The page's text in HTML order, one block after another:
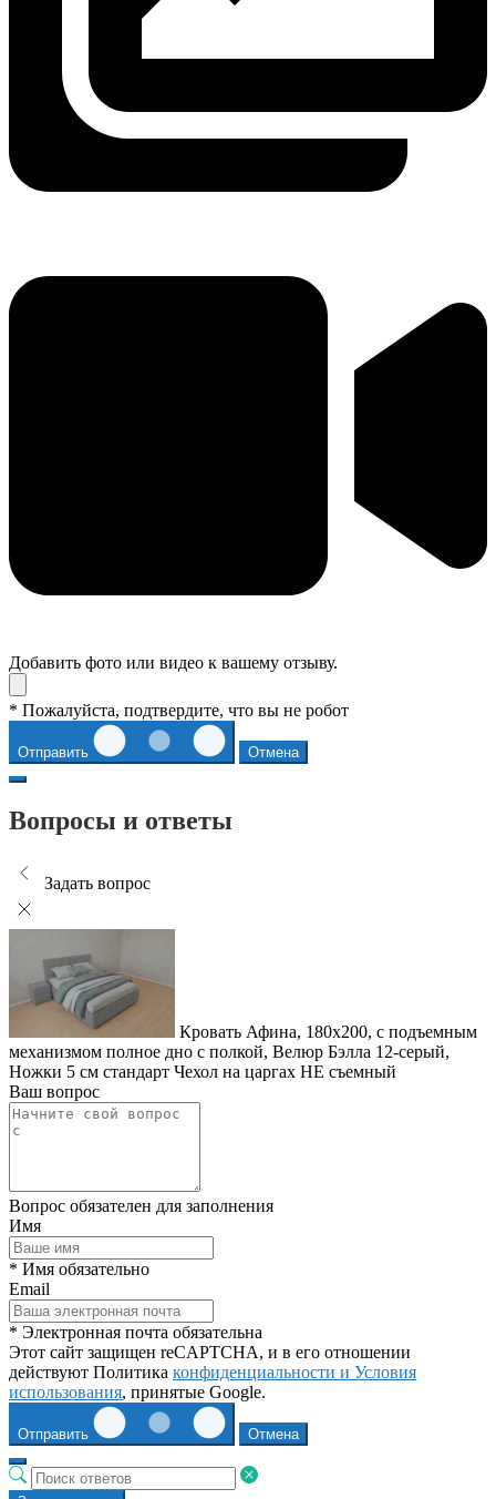
Добавить фото или видео к вашему отзыву.
* Пожалуйста, подтвердите, что вы не робот
Отправить Отмена
Вопросы и ответы
Задать вопрос
Кровать Афина, 180x200, с подъемным
механизмом полное дно с полкой, Велюр Бэлла 12-серый,
Ножки 5 см стандарт Чехол на царгах НЕ съемный
Ваш вопрос
Вопрос обязателен для заполнения
Имя
* Имя обязательно
Email
* Электронная почта обязательна
Этот сайт защищен reCAPTCHA, и в его отношении
действуют Политика конфиденциальности и Условия
использования, принятые Google.
Отправить Отмена